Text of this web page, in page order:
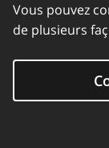
Vous pouvez
de plusieurs